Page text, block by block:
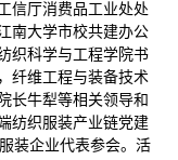
信厅消费品工业处处
南大学市校共建办公
织科学与工程学院书
纤维工程与装备技术
长牛犁等相关领导和
纺织服装产业链党建
装企业代表参会。活